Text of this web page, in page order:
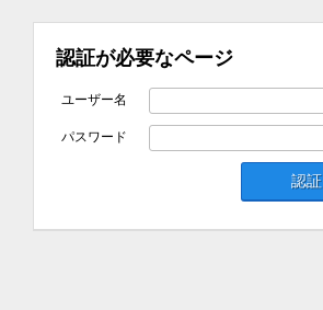
認証が必要なページ
ユーザー名
パスワード
認証